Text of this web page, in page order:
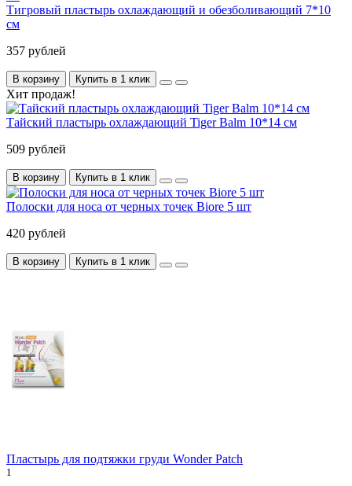
Тигровый пластырь охлаждающий и обезболивающий 7*10
см
357 рублей
В корзину Купить в 1 клик
Хит продаж!
Тайский пластырь охлаждающий Tiger Balm 10*14 см
509 рублей
В корзину Купить в 1 клик
Полоски для носа от черных точек Biore 5 шт
420 рублей
В корзину Купить в 1 клик
Пластырь для подтяжки груди Wonder Patch
1